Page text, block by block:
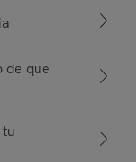
de que